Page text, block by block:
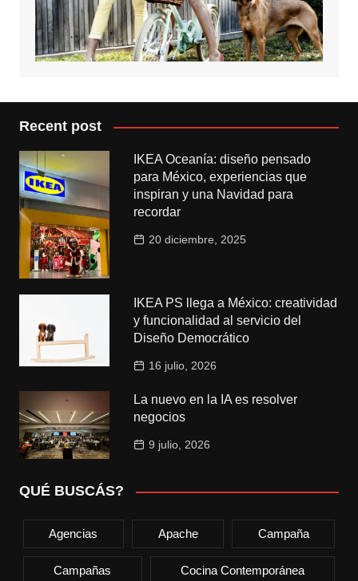
Recent post
IKEA Oceanía: diseño pensado
para México, experiencias que
inspiran y una Navidad para
recordar
20 diciembre, 2025
IKEA PS llega a México: creatividad
y funcionalidad al servicio del
Diseño Democrático
16 julio, 2026
La nuevo en la IA es resolver
negocios
9 julio, 2026
QUÉ BUSCÁS?
Agencias Apache Campaña
Campañas Cocina Contemporánea